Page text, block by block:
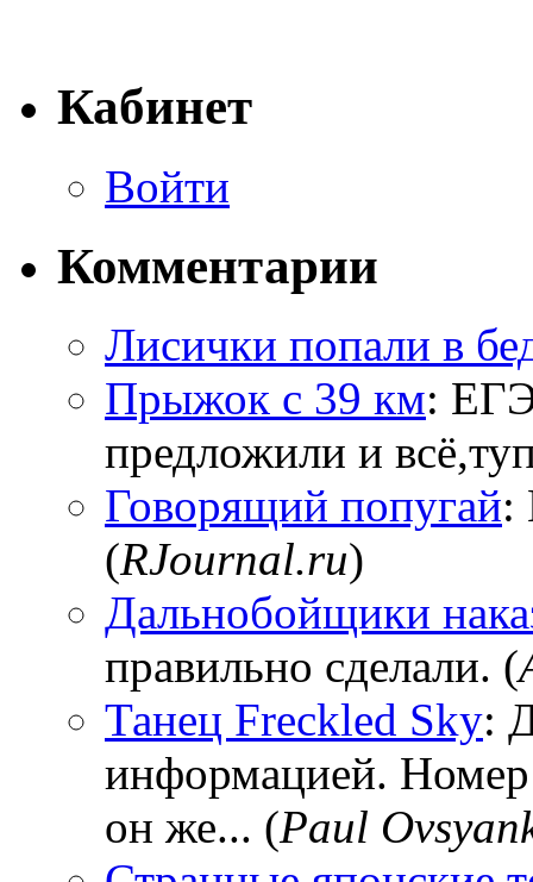
Кабинет
Войти
Комментарии
Лисички попали в
Прыжок с 39 км:
предложили и
Говорящий попугай:
(RJournal.ru)
Дальнобойщики
правильно сделали. (
Танец Freckled Sky:
информацией.
он же... (Paul